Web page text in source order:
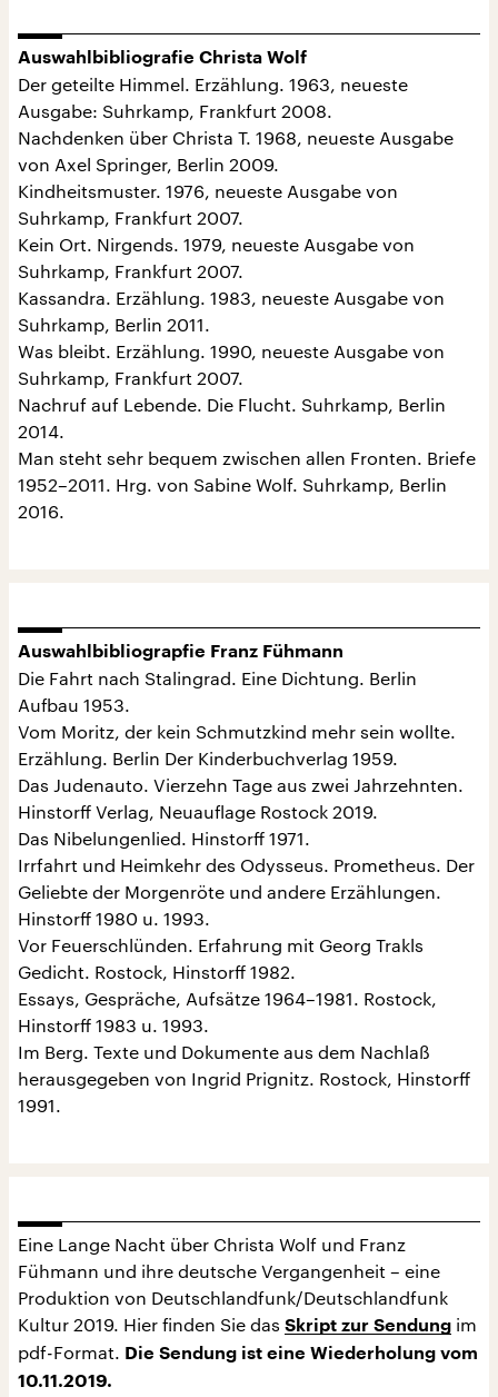
Auswahlbibliografie Christa Wolf
Der geteilte Himmel. Erzählung. 1963, neueste
Ausgabe: Suhrkamp, Frankfurt 2008.
Nachdenken über Christa T. 1968, neueste Ausgabe
von Axel Springer, Berlin 2009.
Kindheitsmuster. 1976, neueste Ausgabe von
Suhrkamp, Frankfurt 2007.
Kein Ort. Nirgends. 1979, neueste Ausgabe von
Suhrkamp, Frankfurt 2007.
Kassandra. Erzählung. 1983, neueste Ausgabe von
Suhrkamp, Berlin 2011.
Was bleibt. Erzählung. 1990, neueste Ausgabe von
Suhrkamp, Frankfurt 2007.
Nachruf auf Lebende. Die Flucht. Suhrkamp, Berlin
2014.
Man steht sehr bequem zwischen allen Fronten. Briefe
1952–2011. Hrg. von Sabine Wolf. Suhrkamp, Berlin
2016.
Auswahlbibliograpfie Franz Fühmann
Die Fahrt nach Stalingrad. Eine Dichtung. Berlin
Aufbau 1953.
Vom Moritz, der kein Schmutzkind mehr sein wollte.
Erzählung. Berlin Der Kinderbuchverlag 1959.
Das Judenauto. Vierzehn Tage aus zwei Jahrzehnten.
Hinstorff Verlag, Neuauflage Rostock 2019.
Das Nibelungenlied. Hinstorff 1971.
Irrfahrt und Heimkehr des Odysseus. Prometheus. Der
Geliebte der Morgenröte und andere Erzählungen.
Hinstorff 1980 u. 1993.
Vor Feuerschlünden. Erfahrung mit Georg Trakls
Gedicht. Rostock, Hinstorff 1982.
Essays, Gespräche, Aufsätze 1964–1981. Rostock,
Hinstorff 1983 u. 1993.
Im Berg. Texte und Dokumente aus dem Nachlaß
herausgegeben von Ingrid Prignitz. Rostock, Hinstorff
1991.
Eine Lange Nacht über Christa Wolf und Franz
Fühmann und ihre deutsche Vergangenheit – eine
Produktion von Deutschlandfunk/Deutschlandfunk
Kultur 2019. Hier finden Sie das Skript zur Sendung im
pdf-Format. Die Sendung ist eine Wiederholung vom
10.11.2019.